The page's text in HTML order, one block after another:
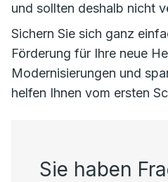
und sollten deshalb nicht
Sichern Sie sich ganz
Förderung für Ihre neue
Modernisierungen und
helfen Ihnen vom ersten
Sie haben